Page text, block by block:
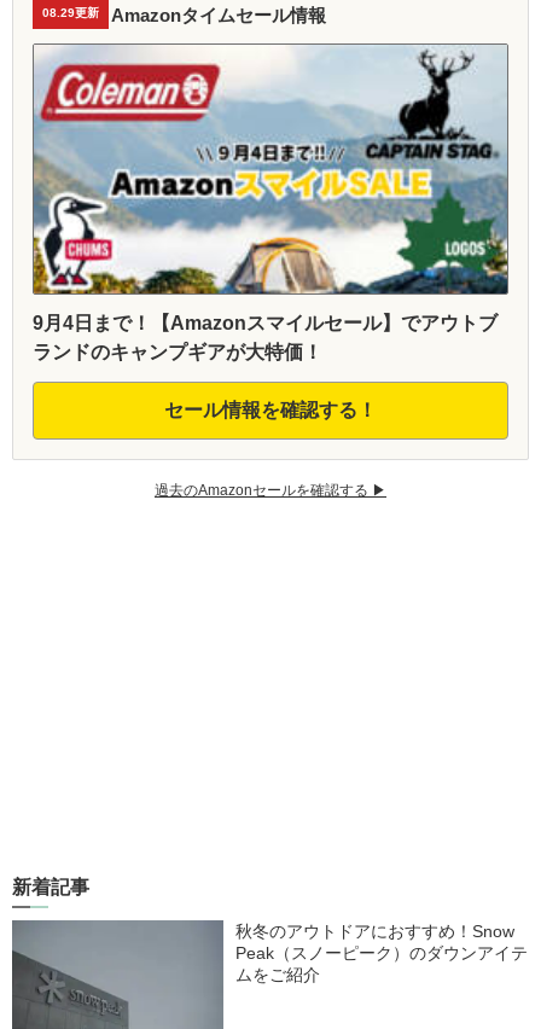
08.29更新 Amazonタイムセール情報
9月4日まで！【Amazonスマイルセール】でアウトブ
ランドのキャンプギアが大特価！
セール情報を確認する！
過去のAmazonセールを確認する ▶︎
新着記事
秋冬のアウトドアにおすすめ！Snow
Peak（スノーピーク）のダウンアイテ
ムをご紹介